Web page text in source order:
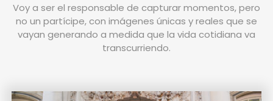
Voy a ser el responsable de capturar momentos, pero
no un partícipe, con imágenes únicas y reales que se
vayan generando a medida que la vida cotidiana va
transcurriendo.